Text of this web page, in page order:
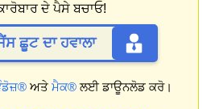
ਦੇ ਪੈਸੇ ਬਚਾਓ!
ਛੂਟ ਦਾ ਹਵਾਲਾ
ਅਤੇ ਮੈਕ® ਲਈ ਡਾਊਨਲੋਡ ਕਰੋ।